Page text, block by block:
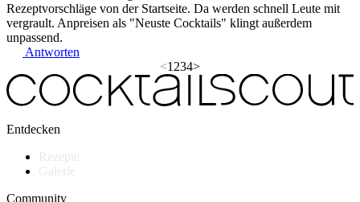
Rezeptvorschläge von der Startseite. Da werden schnell Leute mit
vergrault. Anpreisen als "Neuste Cocktails" klingt außerdem
unpassend.
Antworten
<1 234>
Entdecken
Rezepte
Galerie
Community